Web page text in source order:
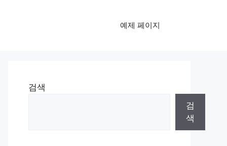
예제 페이지
검색
검
색